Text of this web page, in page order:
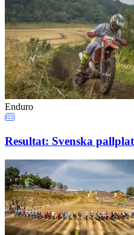
Enduro
Resultat: Svenska